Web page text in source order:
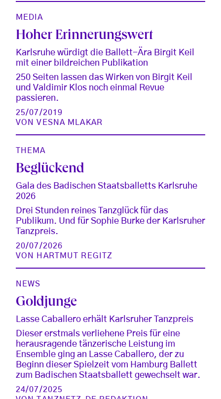
MEDIA
Hoher Erinnerungswert
Karlsruhe würdigt die Ballett-Ära Birgit Keil
mit einer bildreichen Publikation
250 Seiten lassen das Wirken von Birgit Keil
und Valdimir Klos noch einmal Revue
passieren.
25/07/2019
VONVESNA MLAKAR
THEMA
Beglückend
Gala des Badischen Staatsballetts Karlsruhe
2026
Drei Stunden reines Tanzglück für das
Publikum. Und für Sophie Burke der Karlsruher
Tanzpreis.
20/07/2026
VON
HARTMUT REGITZ
NEWS
Goldjunge
Lasse Caballero erhält Karlsruher Tanzpreis
Dieser erstmals verliehene Preis für eine
herausragende tänzerische Leistung im
Ensemble ging an Lasse Caballero, der zu
Beginn dieser Spielzeit vom Hamburg Ballett
zum Badischen Staatsballett gewechselt war.
24/07/2025